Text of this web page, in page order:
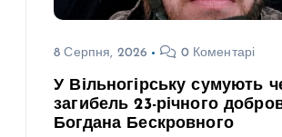
8 Серпня, 2026 0 Коментарі
У Вільногірську сумують
загибель 23-річного
Богдана Бескровного